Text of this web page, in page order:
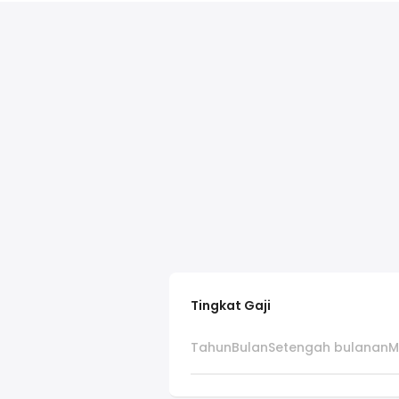
Tingkat Gaji
TahunBulanSetengah bulanan